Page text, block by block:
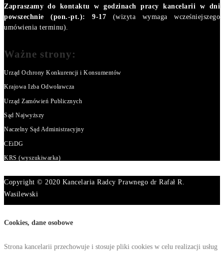
Zapraszamy do kontaktu w godzinach pracy kancelarii w dni
powszechnie (pon.-pt.): 9-17 (wizyta wymaga wcześniejszego
umówienia terminu).
Ważne strony:
Urząd Ochrony Konkurencji i Konsumentów
Krajowa Izba Odwoławcza
Urząd Zamówień Publicznych
Sąd Najwyższy
Naczelny Sąd Administracyjny
CEiDG
KRS (wyszukiwarka)
Copyright © 2020 Kancelaria Radcy Prawnego dr Rafał R.
Wasilewski
Cookies, dane osobowe
Strona kancelarii przechowuje i stosuje pliki cookies w celu realizacji usług